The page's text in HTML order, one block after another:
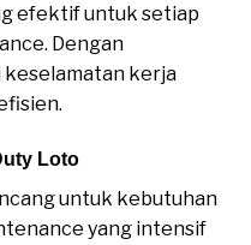
efektif untuk setiap
Dengan
keselamatan kerja
Loto
untuk kebutuhan
yang intensif